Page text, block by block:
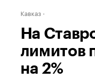
Кавказ
На
лимитов
на 2%